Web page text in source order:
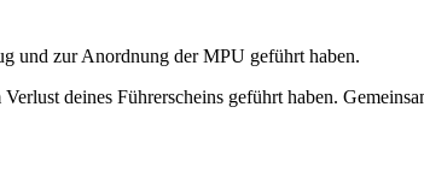
und zur Anordnung der MPU geführt haben.
deines Führerscheins geführt haben.